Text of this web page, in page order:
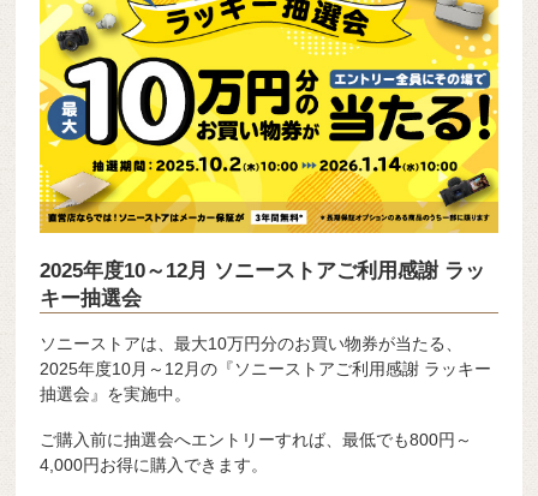
2025年度10～12月 ソニーストアご利用感謝 ラッ
キー抽選会
ソニーストアは、最大10万円分のお買い物券が当たる、
2025年度10月～12月の『ソニーストアご利用感謝 ラッキー
抽選会』を実施中。
ご購入前に抽選会へエントリーすれば、最低でも800円～
4,000円お得に購入できます。